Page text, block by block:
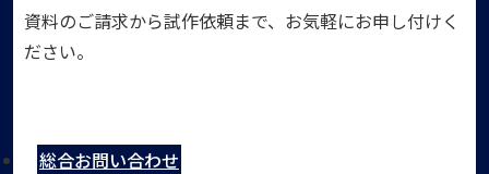
資料のご請求から試作依頼まで、お気軽にお申し付けく
ださい。
総合お問い合わせ